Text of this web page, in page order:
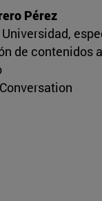
Pérez
de contenidos